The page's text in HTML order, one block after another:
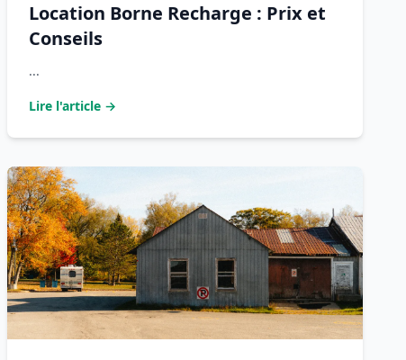
Location Borne Recharge : Prix et
Conseils
...
Lire l'article →